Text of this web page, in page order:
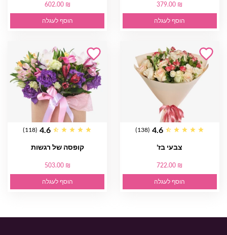
379.00 ₪
הוסף לעגלה
602.00 ₪
הוסף לעגלה
4.6
(138)
צבעי בז'
722.00 ₪
הוסף לעגלה
4.6
(118)
קופסה של רגשות
503.00 ₪
הוסף לעגלה